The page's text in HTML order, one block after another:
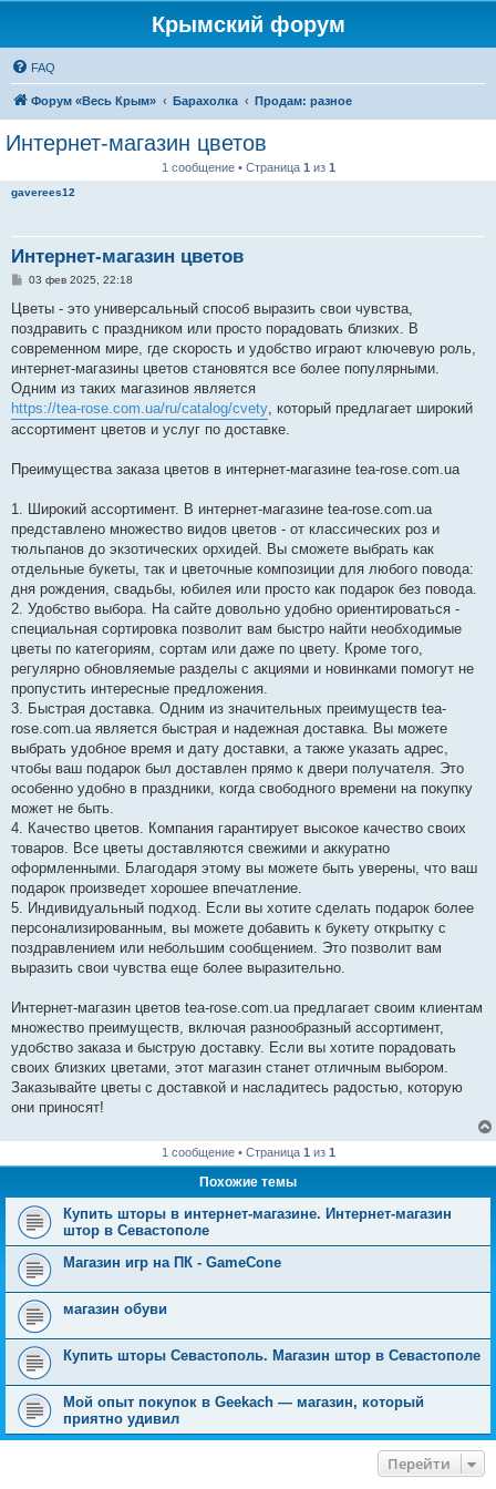
Крымский форум
FAQ
Форум «Весь Крым» Барахолка Продам: разное
Интернет-магазин цветов
1 сообщение • Страница 1 из 1
gaverees12
Интернет-магазин цветов
С
о
щ
е
и
е
03 фев 2025, 22:18
Цветы - это универсальный способ выразить свои чувства,
поздравить с праздником или просто порадовать близких. В
современном мире, где скорость и удобство играют ключевую роль,
интернет-магазины цветов становятся все более популярными.
Одним из таких магазинов является
https://tea-rose.com.ua/ru/catalog/cvety, который предлагает широкий
ассортимент цветов и услуг по доставке.
Преимущества заказа цветов в интернет-магазине tea-rose.com.ua
1. Широкий ассортимент. В интернет-магазине tea-rose.com.ua
представлено множество видов цветов - от классических роз и
тюльпанов до экзотических орхидей. Вы сможете выбрать как
отдельные букеты, так и цветочные композиции для любого повода:
дня рождения, свадьбы, юбилея или просто как подарок без повода.
2. Удобство выбора. На сайте довольно удобно ориентироваться -
специальная сортировка позволит вам быстро найти необходимые
цветы по категориям, сортам или даже по цвету. Кроме того,
регулярно обновляемые разделы с акциями и новинками помогут не
пропустить интересные предложения.
3. Быстрая доставка. Одним из значительных преимуществ tea-
rose.com.ua является быстрая и надежная доставка. Вы можете
выбрать удобное время и дату доставки, а также указать адрес,
чтобы ваш подарок был доставлен прямо к двери получателя. Это
особенно удобно в праздники, когда свободного времени на покупку
может не быть.
4. Качество цветов. Компания гарантирует высокое качество своих
товаров. Все цветы доставляются свежими и аккуратно
оформленными. Благодаря этому вы можете быть уверены, что ваш
подарок произведет хорошее впечатление.
5. Индивидуальный подход. Если вы хотите сделать подарок более
персонализированным, вы можете добавить к букету открытку с
поздравлением или небольшим сообщением. Это позволит вам
выразить свои чувства еще более выразительно.
Интернет-магазин цветов tea-rose.com.ua предлагает своим клиентам
множество преимуществ, включая разнообразный ассортимент,
удобство заказа и быструю доставку. Если вы хотите порадовать
своих близких цветами, этот магазин станет отличным выбором.
Заказывайте цветы с доставкой и насладитесь радостью, которую
они приносят!
1 сообщение • Страница 1 из 1
Похожие темы
Купить шторы в интернет-магазине. Интернет-магазин
штор в Севастополе
Магазин игр на ПК - GameCone
магазин обуви
Купить шторы Севастополь. Магазин штор в Севастополе
Мой опыт покупок в Geekach — магазин, который
приятно удивил
Перейти